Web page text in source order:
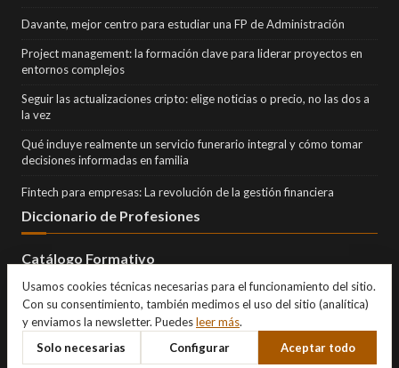
Davante, mejor centro para estudiar una FP de Administración
Project management: la formación clave para liderar proyectos en
entornos complejos
Seguir las actualizaciones cripto: elige noticias o precio, no las dos a
la vez
Qué incluye realmente un servicio funerario integral y cómo tomar
decisiones informadas en familia
Fintech para empresas: La revolución de la gestión financiera
Diccionario de Profesiones
Catálogo Formativo
Usamos cookies técnicas necesarias para el funcionamiento del sitio.
Con su consentimiento, también medimos el uso del sitio (analítica)
y enviamos la newsletter. Puedesleer más.
Solo necesarias
Configurar Aceptar todo